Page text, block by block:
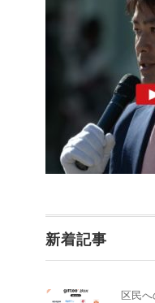
新着記事
区民